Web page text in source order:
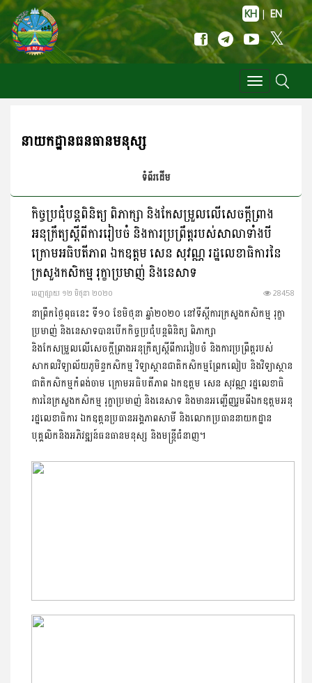
KH | EN
Toggle
navigation
នាយកដ្ឋានធនធានមនុស្ស
ទំព័រដើម
កិច្ចប្រជុំបន្តពិនិត្យ ពិភាក្សា និងកែសម្រួលលើសេចក្តីព្រាង
អនុក្រឹត្យស្តីពីការរៀបចំ និងការប្រព្រឹត្តរបស់សាលាទាំងបី
ក្រោមអធិបតីភាព ឯកឧត្តម សេន សុវណ្ណ រដ្ឋលេខាធិការនៃ
ក្រសួងកសិកម្ម រុក្ខាប្រមាញ់ និងនេសាទ
ចេញ​ផ្សាយ​ ១២ មិថុនា ២០២០ 28458
នាព្រឹកថ្ងៃពុធនេះ ទី១០ ខែមិថុនា ឆ្នាំ២០២០ នៅទីស្តីការក្រសួងកសិកម្ម រុក្ខា
ប្រមាញ់ និងនេសាទបានបើកកិច្ចប្រជុំបន្តពិនិត្យ ពិភាក្សា
និងកែសម្រួលលើសេចក្តីព្រាងអនុក្រឹត្យស្តីពីការរៀបចំ និងការប្រព្រឹត្តរបស់
សាកលវិទ្យាល័យភូមិន្ទកសិកម្ម វិទ្យាស្ថានជាតិកសិកម្មព្រែកលៀប និងវិទ្យាស្ថាន
ជាតិកសិកម្មកំពង់ចាម ក្រោមអធិបតីភាព ឯកឧត្តម សេន សុវណ្ណ រដ្ឋលេខាធិ
ការនៃក្រសួងកសិកម្ម រុក្ខាប្រមាញ់ និងនេសាទ និងមានអញ្ជើញរួមពីឯកឧត្តមអនុ
រដ្ឋលេខាធិការ ឯកឧត្តនប្រធានអង្គភាពសាមី និងលោកប្រធាននាយកដ្ឋាន
បុគ្គលិកនិងអភិវឌ្ឍន៍ធនធានមនុស្ស និងមន្រ្តីជំនាញ។